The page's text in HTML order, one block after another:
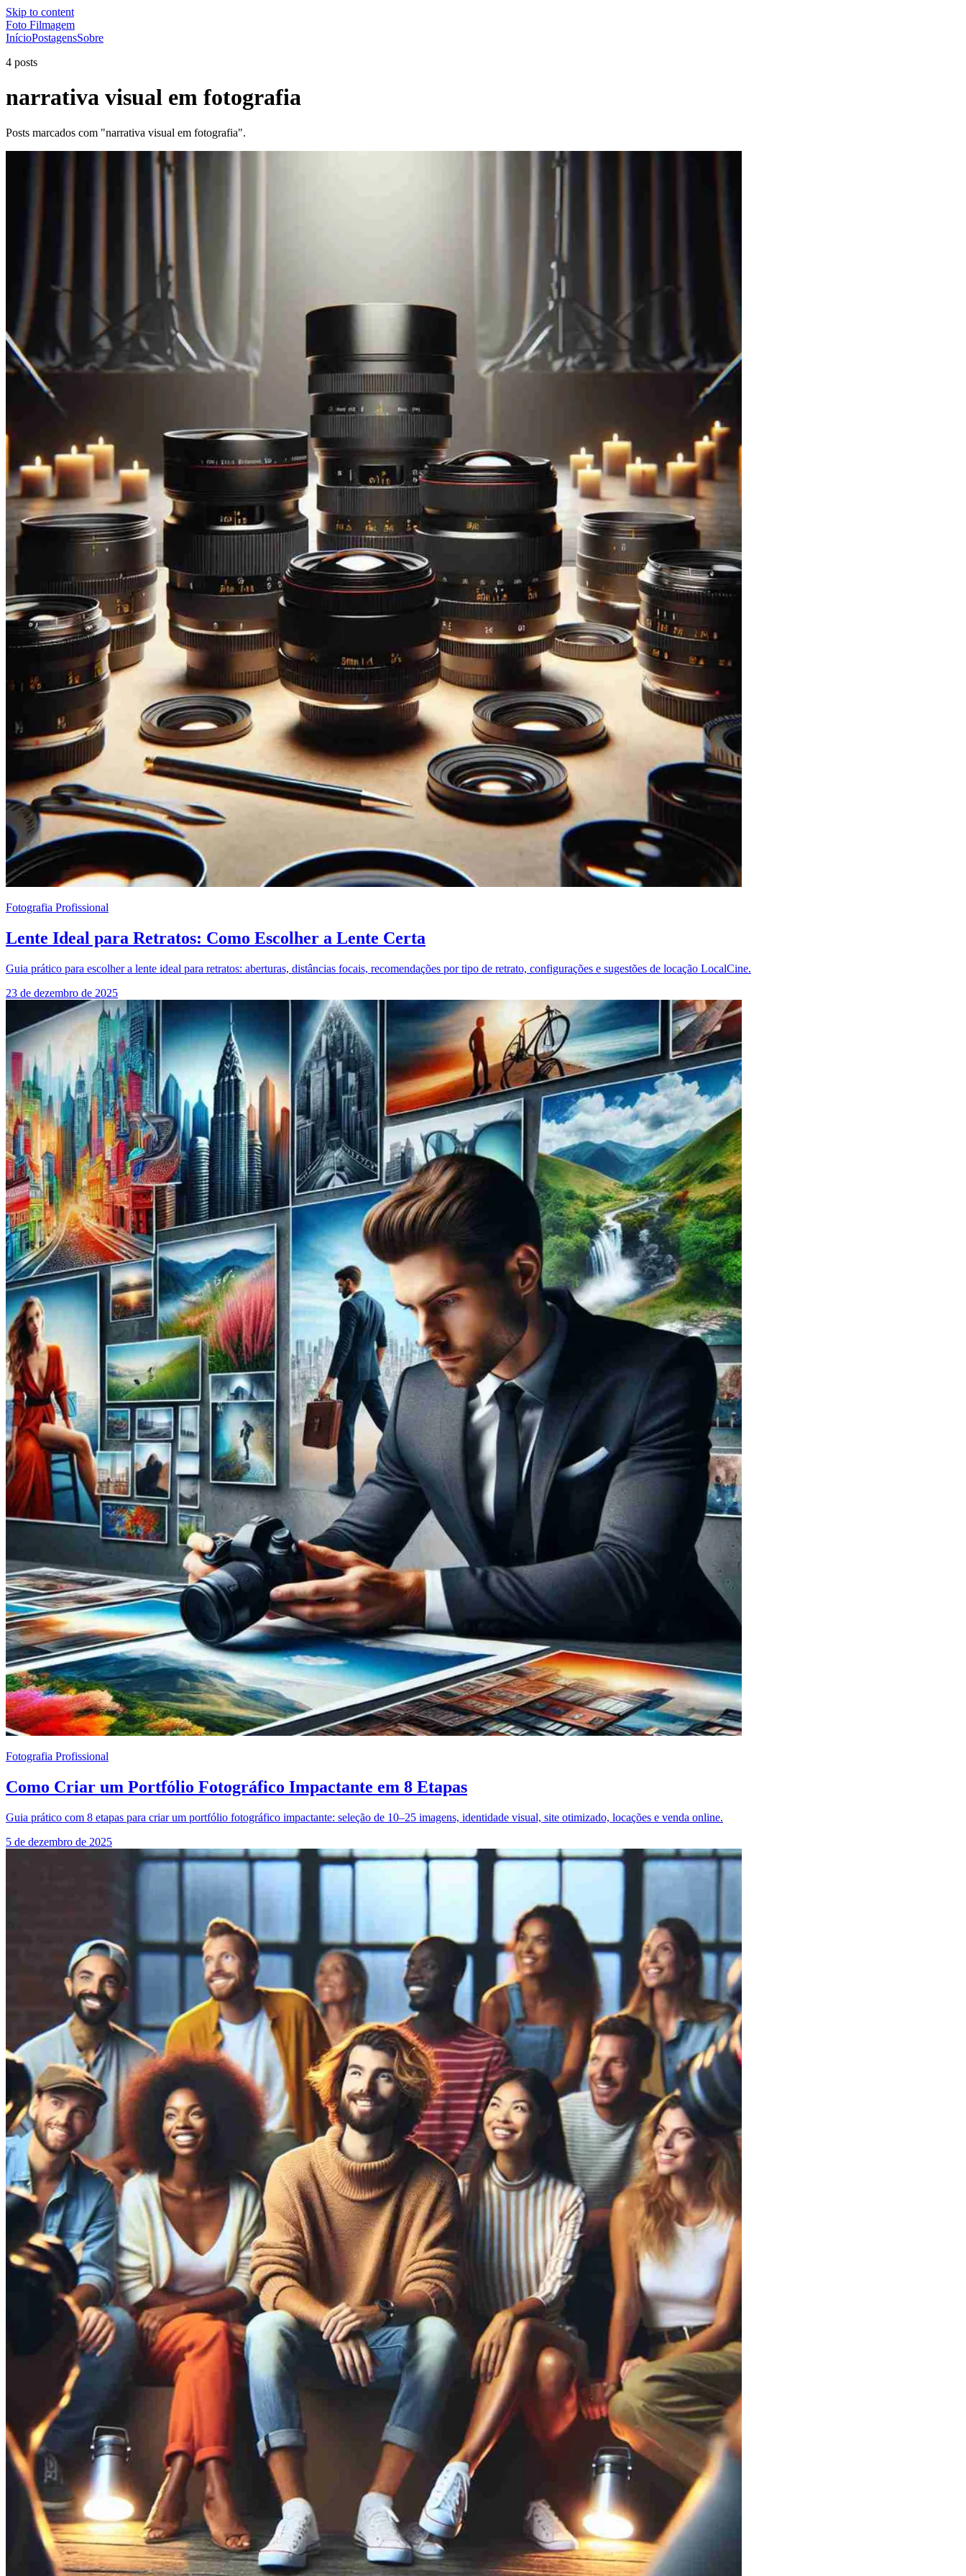
Skip to content
Foto Filmagem
InícioPostagensSobre
4 posts
narrativa visual em fotografia
Posts marcados com "narrativa visual em fotografia".
Fotografia Profissional
Lente Ideal para Retratos: Como Escolher a Lente Certa
Guia prático para escolher a lente ideal para retratos: aberturas, distâncias focais, recomendações por tipo de retrato, configurações e sugestões de locação LocalCine.
23 de dezembro de 2025
Fotografia Profissional
Como Criar um Portfólio Fotográfico Impactante em 8 Etapas
Guia prático com 8 etapas para criar um portfólio fotográfico impactante: seleção de 10–25 imagens, identidade visual, site otimizado, locações e venda online.
5 de dezembro de 2025